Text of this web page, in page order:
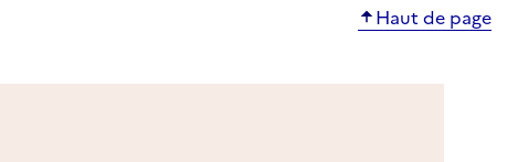
Haut de page